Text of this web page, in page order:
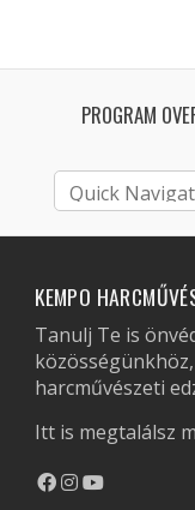
PROGRAM
KEMPO
Tanulj Te is
harcművészeti
Itt is megtalálsz